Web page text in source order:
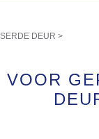
DEUR >
VOOR